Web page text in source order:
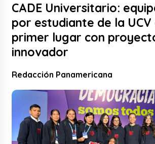
CADE Universitario:
por estudiante de la UCV
primer lugar con
innovador
Redacción Panamericana